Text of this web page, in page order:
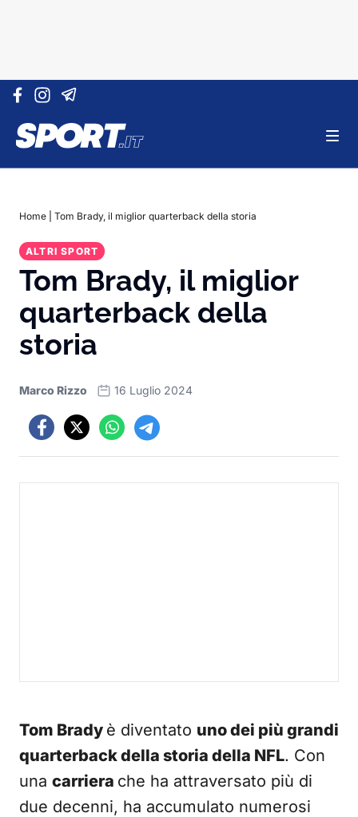
Vai al contenuto
Home Tom Brady, il miglior quarterback della storia
ALTRI SPORT
Tom Brady, il miglior
quarterback della
storia
Marco Rizzo 16 Luglio 2024
Tom Brady è diventato uno dei più grandi
quarterback della storia della NFL. Con
una carriera che ha attraversato più di
due decenni, ha accumulato numerosi